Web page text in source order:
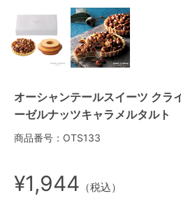
オーシャンテールスイーツ クラ
ーゼルナッツキャラメルタルト
商品番号：OTS133
¥1,944 （税込）